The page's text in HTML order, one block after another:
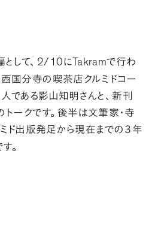
として、 2/10にTakramで行わ
西国分寺の喫茶店クルミドコー
である影山知明さんと 、 新刊
トークです。 後半は文筆家・寺
ド出版発足から現在までの３年
す。